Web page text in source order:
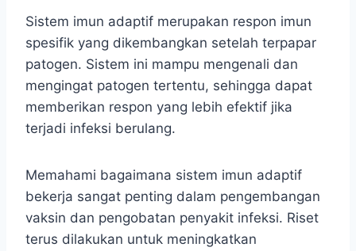
Sistem imun adaptif merupakan respon imun
spesifik yang dikembangkan setelah terpapar
patogen. Sistem ini mampu mengenali dan
mengingat patogen tertentu, sehingga dapat
memberikan respon yang lebih efektif jika
terjadi infeksi berulang.
Memahami bagaimana sistem imun adaptif
bekerja sangat penting dalam pengembangan
vaksin dan pengobatan penyakit infeksi. Riset
terus dilakukan untuk meningkatkan